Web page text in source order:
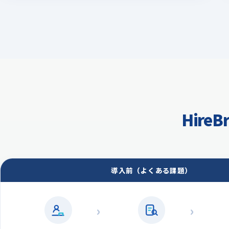
導入前（よくある課題）